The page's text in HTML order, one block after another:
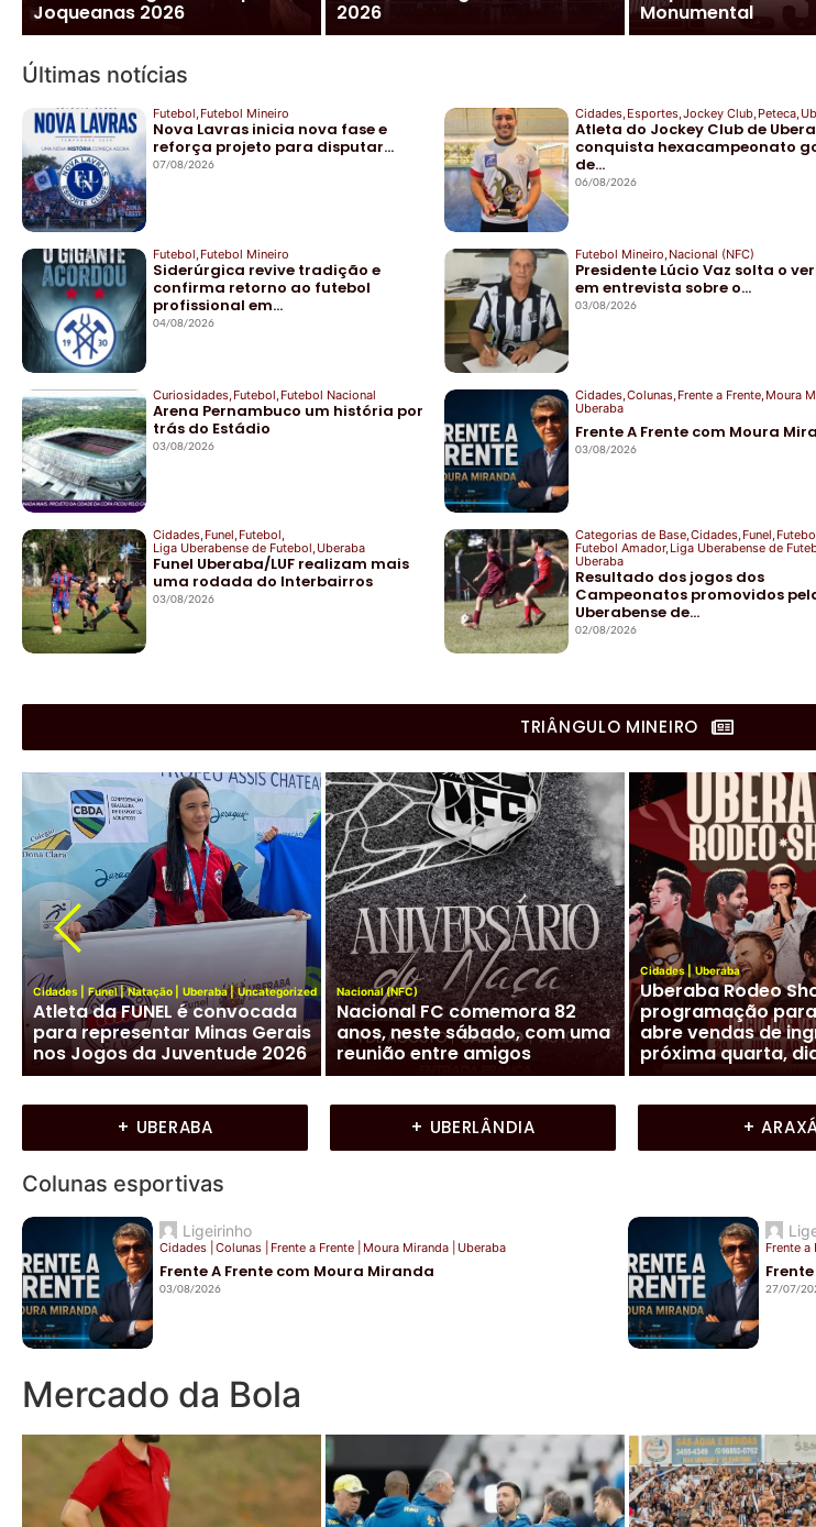
Joqueanas 2026
2026
Monumental
Últimas notícias
Futebol,Futebol Mineiro
Nova Lavras inicia nova fase e
reforça projeto para disputar…
07/08/2026
Cidades,Esportes,Jockey Club,Peteca,
Atleta do Jockey Club de
conquista hexacampeonato
de…
06/08/2026
Futebol Futebol Mineiro
Siderúrgica revive tradição e
confirma retorno ao futebol
profissional em…
04/08/2026
Futebol Mineiro Nacional (NFC)
Presidente Lúcio Vaz solta o
em entrevista sobre o…
03/08/2026
Curiosidades, Futebol Futebol Nacional
Arena Pernambuco um história por
trás do Estádio
03/08/2026
Cidades, Colunas, Frente a Frente, Moura
Uberaba
Frente A Frente com Moura
03/08/2026
Cidades,Funel,Futebol,
Liga Uberabense de Futebol,Uberaba
Funel Uberaba/LUF realizam mais
uma rodada do Interbairros
03/08/2026
Categorias de Base,Cidades,Funel,
Futebol Amador,Liga Uberabense de
Uberaba
Resultado dos jogos dos
Campeonatos promovidos
Uberabense de…
02/08/2026
TRIÂNGULO MINEIRO
Cidades Jockey Club| Uberaba
Jockey Club de Uberaba lança
neste domingo as Olimpíadas
Joqueanas 2026
Cidades | Esportes| Jockey Club| Peteca| Uberaba
Atleta do Jockey Club de
Uberaba conquista
hexacampeonato goiano de
Peteca e mira o sexto título
brasileiro
Futebol Mineiro | Nacional (NFC)
Presidente Lúcio
verbo em
futuro do Nacional
+ UBERABA + UBERLÂNDIA +
Colunas esportivas
Ligeirinho
Cidades Colunas Frente a Frente Moura Miranda Uberaba
Frente A Frente com Moura Miranda
03/08/2026
Frente a
27/07/
Mercado da Bola